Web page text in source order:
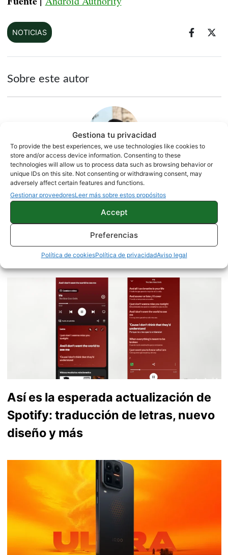
Gestiona tu privacidad
To provide the best experiences, we use technologies like cookies to
store and/or access device information. Consenting to these
technologies will allow us to process data such as browsing behavior or
unique IDs on this site. Not consenting or withdrawing consent, may
adversely affect certain features and functions.
Gestionar proveedoresLeer más sobre estos propósitos
Accept
Preferencias
Política de cookiesPolítica de privacidadAviso legal
NOTICIAS
Sobre este autor
Quelian Sanz
11059 artículos publicados en ProAndroid desde 2020.
Redactor en Pro Android | Apasionado de ese Androide
verde que tanto esconde. Se comenta que tecleo sobre
actualidad. Me gusta probarlo todo en este mundo de la
tecnología. Los gusanos se comen a las manzanas.
Enamorado de lo que una gran mayoría llama ruido.
Así es la esperada actualización de
Spotify: traducción de letras, nuevo
diseño y más